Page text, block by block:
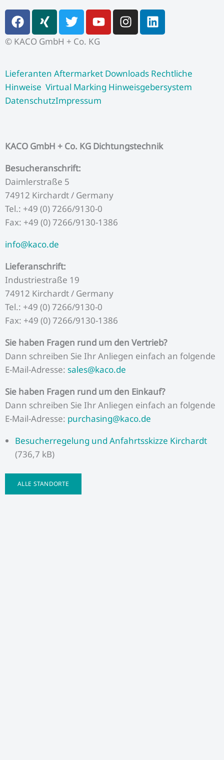
F
a
c
o
o
k
X
i
n
T
w
i
e
r
Y
o
u
b
e
I
n
s
g
r
L
i
n
d
i
© KACO GmbH + Co. KG
Lieferanten Aftermarket Downloads Rechtliche
Hinweise Virtual Marking Hinweisgebersystem
DatenschutzImpressum
KACO GmbH + Co. KG Dichtungstechnik
Besucheranschrift:
Daimlerstraße 5
74912 Kirchardt / Germany
Tel.: +49 (0) 7266/9130-0
Fax: +49 (0) 7266/9130-1386
info@kaco.de
Lieferanschrift:
Industriestraße 19
74912 Kirchardt / Germany
Tel.: +49 (0) 7266/9130-0
Fax: +49 (0) 7266/9130-1386
Sie haben Fragen rund um den Vertrieb?
Dann schreiben Sie Ihr Anliegen einfach an folgende
E-Mail-Adresse: sales@kaco.de
Sie haben Fragen rund um den Einkauf?
Dann schreiben Sie Ihr Anliegen einfach an folgende
E-Mail-Adresse: purchasing@kaco.de
Besucherregelung und Anfahrtsskizze Kirchardt
(736,7 kB)
ALLE STANDORTE